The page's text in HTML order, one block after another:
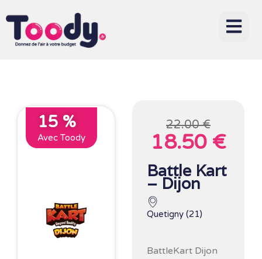
15 %
Avec Toody
22.00 €
18.50 €
Battle Kart
– Dijon
Quetigny (21)
BattleKart Dijon